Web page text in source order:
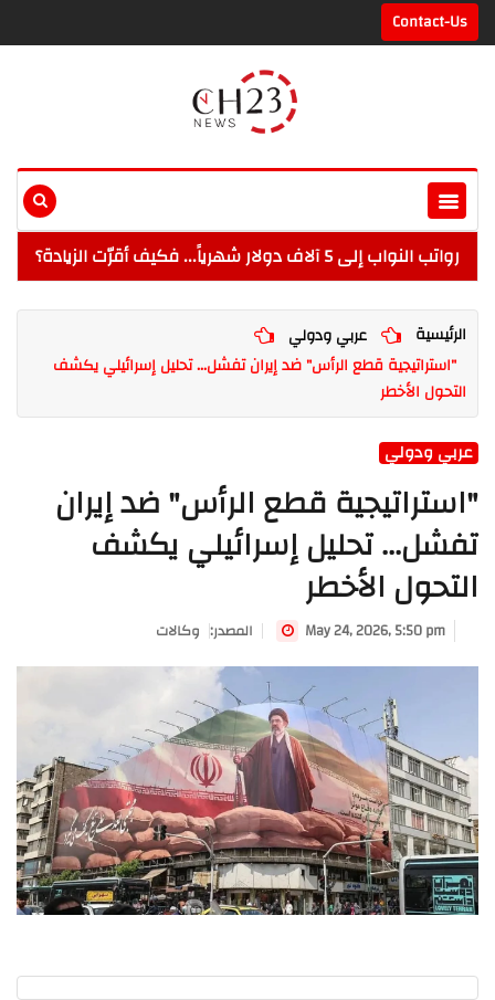
Contact-Us
رواتب النواب إلى 5 آلاف دولار شهرياً... فكيف أقرّت الزيادة؟
الرئيسية
عربي ودولي
"استراتيجية قطع الرأس" ضد إيران تفشل... تحليل إسرائيلي يكشف
التحول الأخطر
عربي ودولي
"استراتيجية قطع الرأس" ضد إيران
تفشل... تحليل إسرائيلي يكشف
التحول الأخطر
وكالات :المصدر May 24, 2026, 5:50 pm